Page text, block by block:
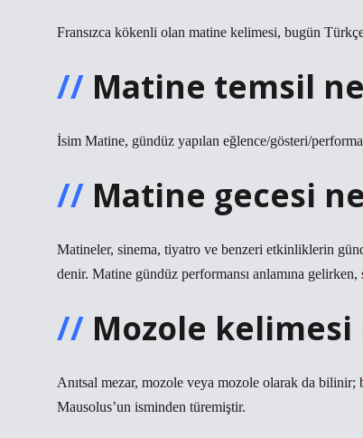
Fransızca kökenli olan matine kelimesi, bugün
Matine temsil
İsim Matine, gündüz yapılan eğlence/gösteri/
Matine gecesi
Matineler, sinema, tiyatro ve benzeri etkinliklerin
denir. Matine gündüz performansı anlamına
Mozole
Anıtsal mezar, mozole veya mozole olarak da bilinir;
Mausolus’un isminden türemiştir.